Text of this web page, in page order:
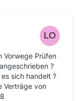
Vorwege Prüfen
?
sich handelt ?
Verträge von